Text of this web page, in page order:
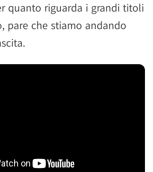
quanto riguarda i grandi titoli
pare che stiamo andando